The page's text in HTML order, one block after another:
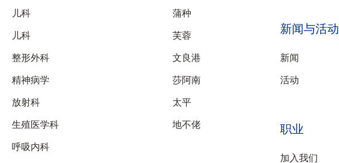
儿科
儿科
整形外科
精神病学
放射科
生殖医学科
呼吸内科
蒲种
芙蓉
文良港
莎阿南
太平
地不佬
新闻与活动
新闻
活动
职业
加入我们